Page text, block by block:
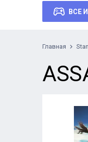
ВСЕ
Главная